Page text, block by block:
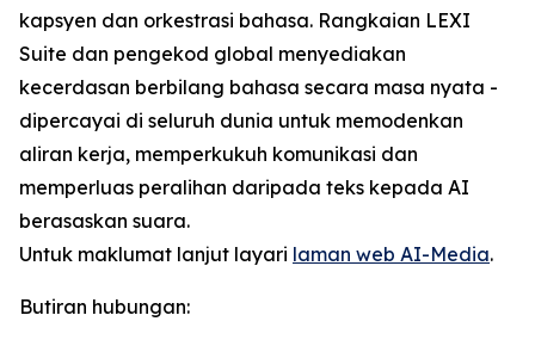
kapsyen dan orkestrasi bahasa. Rangkaian LEXI
Suite dan pengekod global menyediakan
kecerdasan berbilang bahasa secara masa nyata -
dipercayai di seluruh dunia untuk memodenkan
aliran kerja, memperkukuh komunikasi dan
memperluas peralihan daripada teks kepada AI
berasaskan suara.
Untuk maklumat lanjut layari laman web AI-Media.
Butiran hubungan: